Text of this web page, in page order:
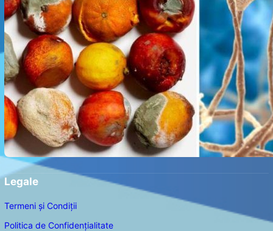
Legale
Termeni și Condiții
Politica de Confidențialitate